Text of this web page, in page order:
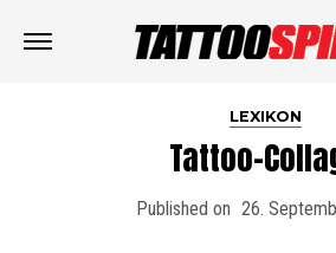
LEXIKON
Tattoo-
Published on 26.